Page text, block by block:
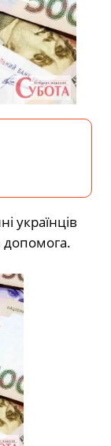
українців
допомога.